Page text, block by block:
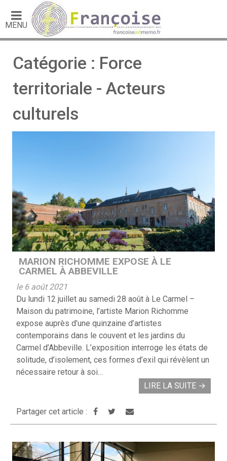
MENU
Catégorie : Force
territoriale - Acteurs
culturels
MARION RICHOMME EXPOSE À LE
CARMEL À ABBEVILLE
le 6 août 2021
Du lundi 12 juillet au samedi 28 août à Le Carmel –
Maison du patrimoine, l’artiste Marion Richomme
expose auprès d’une quinzaine d’artistes
contemporains dans le couvent et les jardins du
Carmel d’Abbeville. L’exposition interroge les états de
solitude, d’isolement, ces formes d’exil qui révèlent un
nécessaire retour à soi…
LIRE LA SUITE →
Partager cet article :